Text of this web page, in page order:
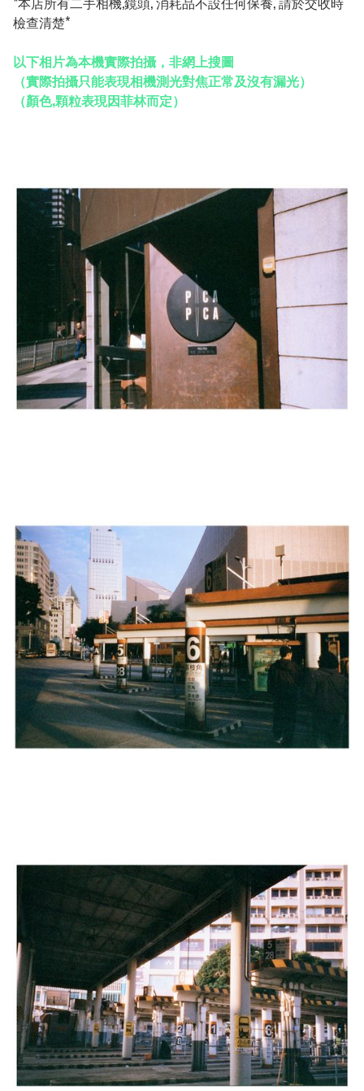
檢查清楚*
以下相片為本機實際拍攝，非網上搜圖
（實際拍攝只能表現相機測光對焦正常及沒有漏光）
（顏色,顆粒表現因菲林而定）